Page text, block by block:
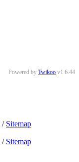
Powered by Twikoo v1.6.44
/ Sitemap
/ Sitemap